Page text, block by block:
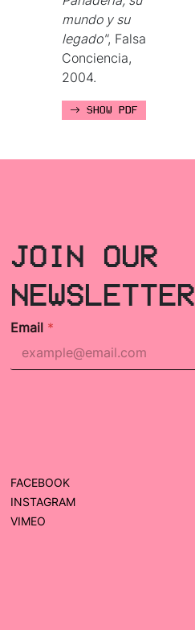
mundo y su
legado", Falsa
Conciencia,
2004.
SHOW PDF
JOIN OUR
NEWSLETTER
Email *
FACEBOOK
INSTAGRAM
VIMEO